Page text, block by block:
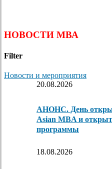
НОВОСТИ МВА
Filter
Новости и мероприятия
20.08.2026
АНОНС. День
Asian MBA и
программы
18.08.2026